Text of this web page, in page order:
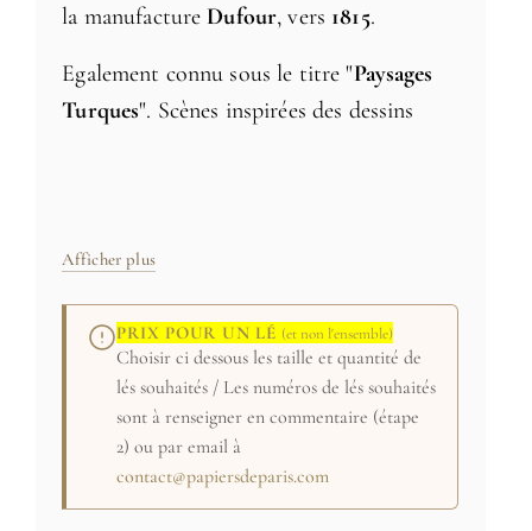
la manufactureDufour, vers 1815.
Egalement connu sous le titre "Paysages
Turques". Scènes inspirées des dessins
aqueducs,
Fabriqué en France sur papier intissé mat.
Livré en 5 lés de 91 cm, pose bord à bord.
Credit: (c) Collection particulière
Afficher plus
PRIX POUR UN LÉ (et non l'ensemble)
Choisir ci dessous les taille et quantité de
lés souhaités / Les numéros de lés souhaités
sont à renseigner en commentaire (étape
2) ou par email à
contact@papiersdeparis.com